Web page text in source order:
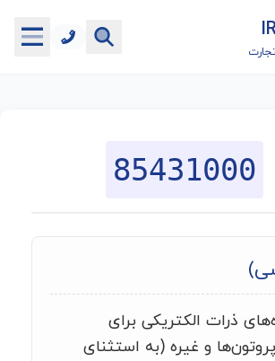
گمرکی
گمرکی
دیگر
85431000
ذرات الکتریکی برای
و غیره (به استثنای